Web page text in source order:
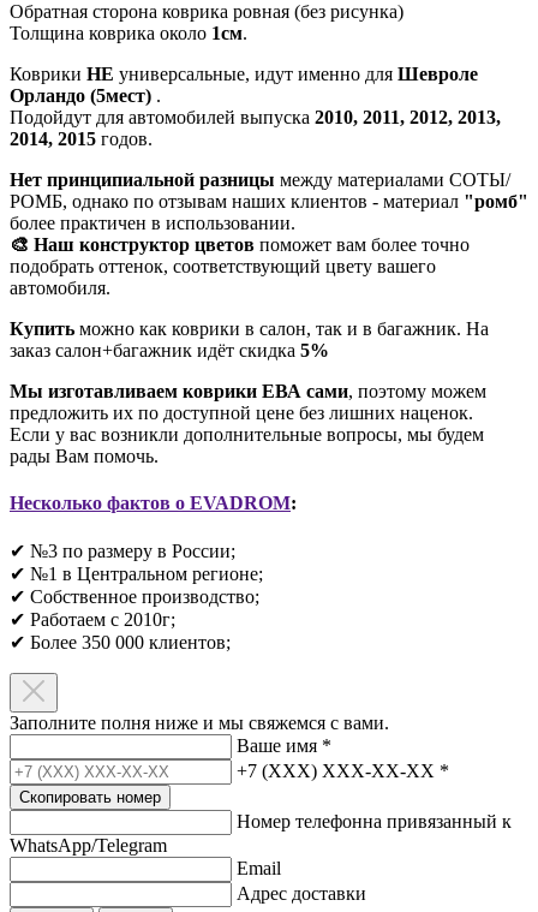
Обратная сторона коврика ровная (без рисунка)
Толщина коврика около 1см.
Коврики НЕ универсальные, идут именно для Шевроле
Орландо (5мест) .
Подойдут для автомобилей выпуска 2010, 2011, 2012, 2013,
2014, 2015 годов.
Нет принципиальной разницы между материалами СОТЫ/
РОМБ, однако по отзывам наших клиентов - материал "ромб"
более практичен в использовании.
🎨 Наш конструктор цветов поможет вам более точно
подобрать оттенок, соответствующий цвету вашего
автомобиля.
Купить можно как коврики в салон, так и в багажник. На
заказ салон+багажник идёт скидка 5%
Мы изготавливаем коврики ЕВА сами, поэтому можем
предложить их по доступной цене без лишних наценок.
Если у вас возникли дополнительные вопросы, мы будем
рады Вам помочь.
Несколько фактов о EVADROM:
✔ №3 по размеру в России;
✔ №1 в Центральном регионе;
✔ Собственное производство;
✔ Работаем с 2010г;
✔ Более 350 000 клиентов;​
Заполните полня ниже и мы свяжемся с вами.
Ваше имя *
+7 (XXX) XXX-XX-XX *
Скопировать номер
Номер телефонна привязанный к
WhatsApp/Telegram
Email
Адрес доставки